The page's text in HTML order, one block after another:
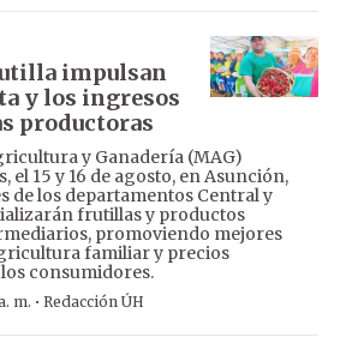
impulsan
y los ingresos
productoras
y Ganadería (MAG)
el 15 y 16 de agosto, en Asunción,
de los departamentos Central y
frutillas y productos
promoviendo mejores
familiar y precios
consumidores.
m. · Redacción ÚH